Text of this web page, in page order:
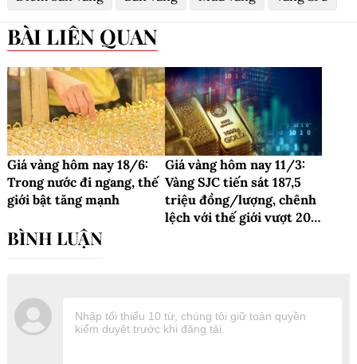
BÀI LIÊN QUAN
Giá vàng hôm nay 18/6:
Trong nước đi ngang, thế
giới bật tăng mạnh
Giá vàng hôm nay 11/3:
Vàng SJC tiến sát 187,5
triệu đồng/lượng, chênh
lệch với thế giới vượt 20